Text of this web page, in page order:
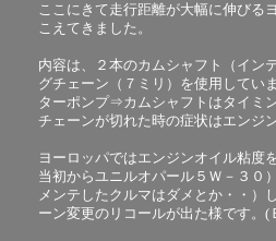
ここにきて走行距離が大幅に伸びる
こえてきました。
内容は、２本のカムシャフト（イン
グチェーン（７ミリ）を使用して
ターポンプ⇒カムシャフトはタイミ
チェーンが切れた時の症状はエンジ
ヨーロッパではエンジンオイル粘度
当初からユニルオパール５Ｗ－３０
メンテしたクルマはダメとか・・）
ーン変更のリコールが出た様です。(